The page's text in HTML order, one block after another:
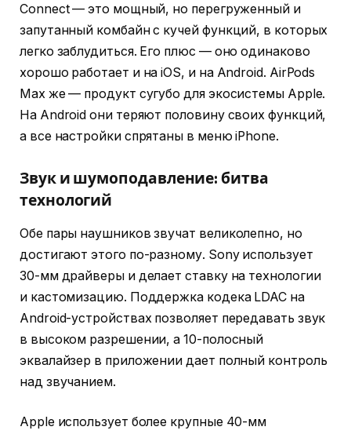
Connect — это мощный, но перегруженный и
запутанный комбайн с кучей функций, в которых
легко заблудиться. Его плюс — оно одинаково
хорошо работает и на iOS, и на Android. AirPods
Max же — продукт сугубо для экосистемы Apple.
На Android они теряют половину своих функций,
а все настройки спрятаны в меню iPhone.
Звук и шумоподавление: битва
технологий
Обе пары наушников звучат великолепно, но
достигают этого по-разному. Sony использует
30-мм драйверы и делает ставку на технологии
и кастомизацию. Поддержка кодека LDAC на
Android-устройствах позволяет передавать звук
в высоком разрешении, а 10-полосный
эквалайзер в приложении дает полный контроль
над звучанием.
Apple использует более крупные 40-мм